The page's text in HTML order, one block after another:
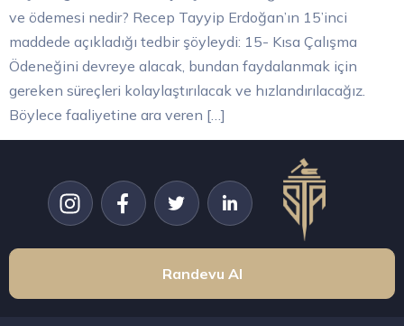
ve ödemesi nedir? Recep Tayyip Erdoğan’ın 15’inci
maddede açıkladığı tedbir şöyleydi: 15- Kısa Çalışma
Ödeneğini devreye alacak, bundan faydalanmak için
gereken süreçleri kolaylaştırılacak ve hızlandırılacağız.
Böylece faaliyetine ara veren […]
Randevu Al